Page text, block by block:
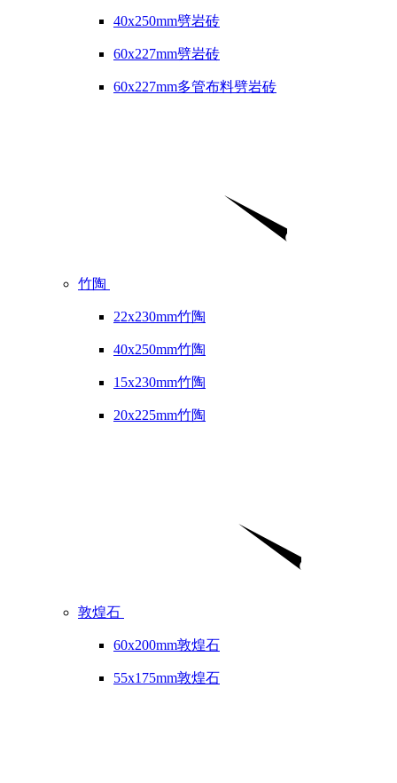
40x250mm劈岩砖
60x227mm劈岩砖
60x227mm多管布料劈岩砖
竹陶
22x230mm竹陶
40x250mm竹陶
15x230mm竹陶
20x225mm竹陶
敦煌石
60x200mm敦煌石
55x175mm敦煌石